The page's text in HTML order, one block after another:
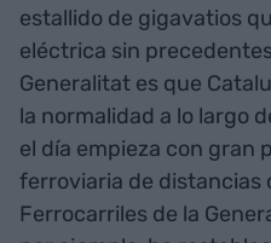
estallido de gigavatios
eléctrica sin
Generalitat es que
la normalidad a lo largo
el día empieza con gran
ferroviaria de distancias
Ferrocarriles de la